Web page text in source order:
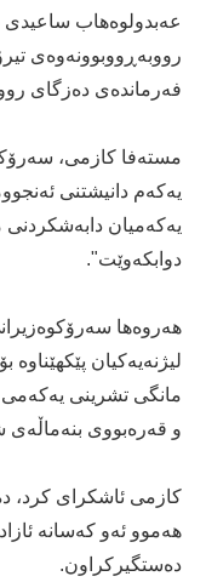
عەبدولوەهاب ساعیدی
رووبەڕووبوونەوەی
فەرماندەی دەزگای
مستەفا کازمی،
یەکەم دانیشتنی
یەکەمیان دابەشکردنی
دوابکەوێت".
هەروەها
لیژنەیەکیان
مانگی تشرینی یەکەمی
و قەرەبووی بنەماڵەی
کازمی ئاشکرای کرد،
هەموو ئەو کەسانە
دەستگیرکراون.